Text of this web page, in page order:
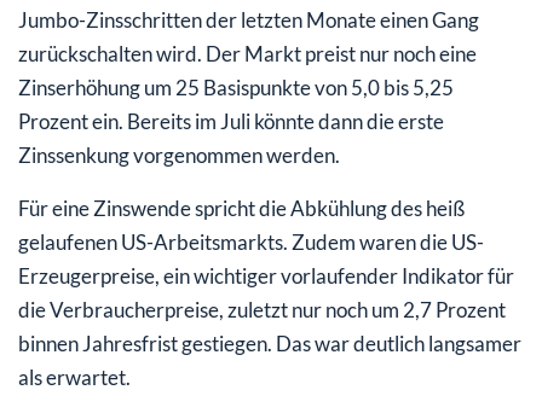
Jumbo-Zinsschritten der letzten Monate einen Gang
zurückschalten wird. Der Markt preist nur noch eine
Zinserhöhung um 25 Basispunkte von 5,0 bis 5,25
Prozent ein. Bereits im Juli könnte dann die erste
Zinssenkung vorgenommen werden.
Für eine Zinswende spricht die Abkühlung des heiß
gelaufenen US-Arbeitsmarkts. Zudem waren die US-
Erzeugerpreise, ein wichtiger vorlaufender Indikator für
die Verbraucherpreise, zuletzt nur noch um 2,7 Prozent
binnen Jahresfrist gestiegen. Das war deutlich langsamer
als erwartet.